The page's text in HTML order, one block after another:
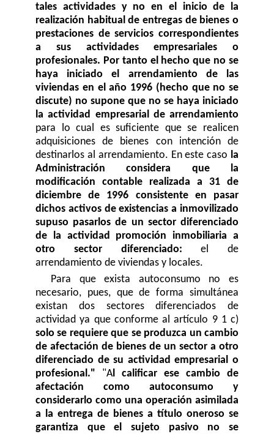
tales actividades y no en el inicio de la
realización habitual de entregas de bienes o
prestaciones de servicios correspondientes
a sus actividades empresariales o
profesionales. Por tanto el hecho que no se
haya iniciado el arrendamiento de las
viviendas en el año 1996 (hecho que no se
discute) no supone que no se haya iniciado
la actividad empresarial de arrendamiento
para lo cual es suficiente que se realicen
adquisiciones de bienes con intención de
destinarlos al arrendamiento. En este caso la
Administración considera que la
modificación contable realizada a 31 de
diciembre de 1996 consistente en pasar
dichos activos de existencias a inmovilizado
supuso pasarlos de un sector diferenciado
de la actividad promoción inmobiliaria a
otro sector diferenciado: el de
arrendamiento de viviendas y locales.
Para que exista autoconsumo no es
necesario, pues, que de forma simultánea
existan dos sectores diferenciados de
actividad ya que conforme al artículo 9 1 c)
solo se requiere que se produzca un cambio
de afectación de bienes de un sector a otro
diferenciado de su actividad empresarial o
profesional." "Al calificar ese cambio de
afectación como autoconsumo y
considerarlo como una operación asimilada
a la entrega de bienes a título oneroso se
garantiza que el sujeto pasivo no se